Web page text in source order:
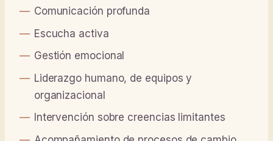
Comunicación profunda
Escucha activa
Gestión emocional
Liderazgo humano, de equipos y
organizacional
Intervención sobre creencias limitantes